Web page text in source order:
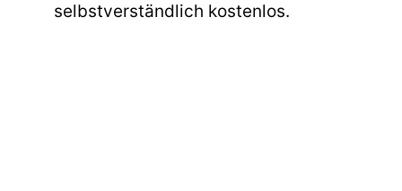
selbstverständlich kostenlos.